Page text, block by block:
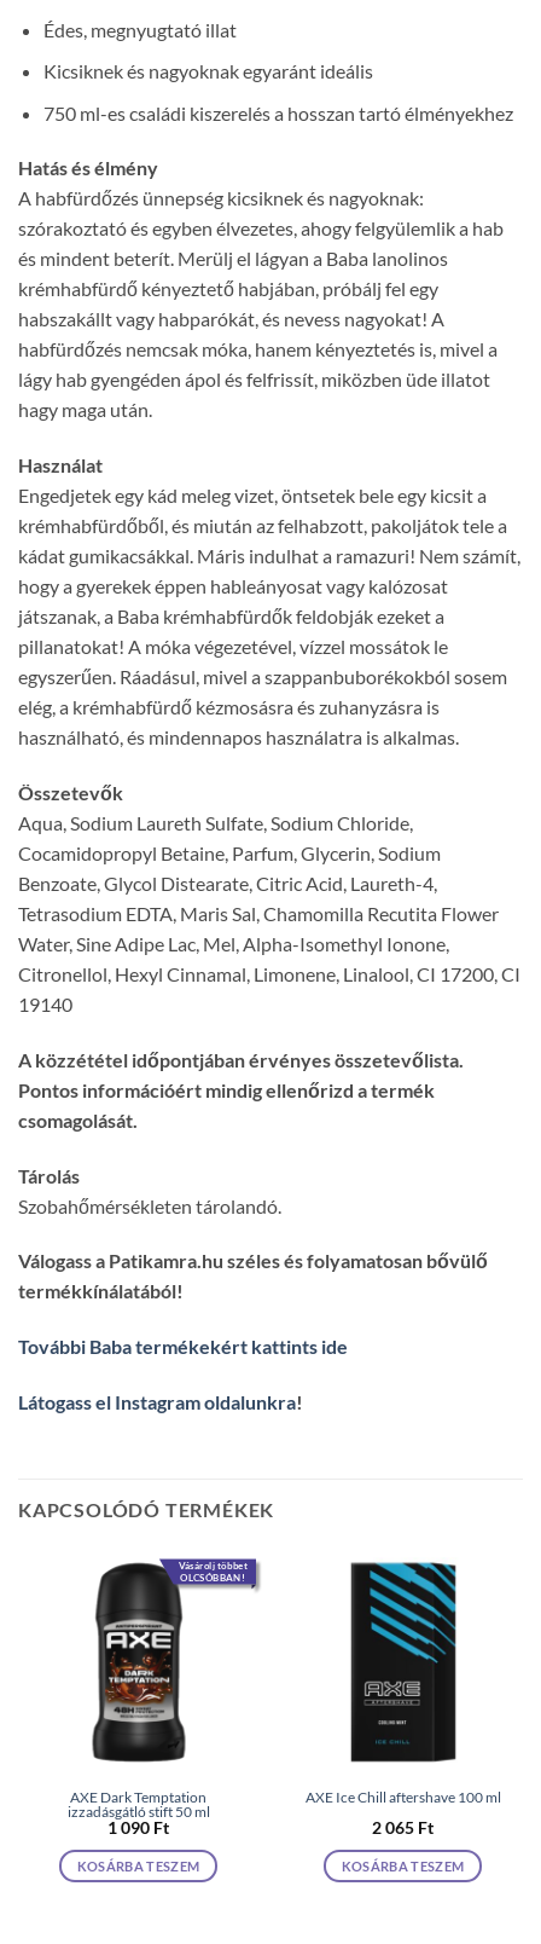
Édes, megnyugtató illat
Kicsiknek és nagyoknak egyaránt ideális
750 ml-es családi kiszerelés a hosszan tartó élményekhez
Hatás és élmény
A habfürdőzés ünnepség kicsiknek és nagyoknak:
szórakoztató és egyben élvezetes, ahogy felgyülemlik a hab
és mindent beterít. Merülj el lágyan a Baba lanolinos
krémhabfürdő kényeztető habjában, próbálj fel egy
habszakállt vagy habparókát, és nevess nagyokat! A
habfürdőzés nemcsak móka, hanem kényeztetés is, mivel a
lágy hab gyengéden ápol és felfrissít, miközben üde illatot
hagy maga után.
Használat
Engedjetek egy kád meleg vizet, öntsetek bele egy kicsit a
krémhabfürdőből, és miután az felhabzott, pakoljátok tele a
kádat gumikacsákkal. Máris indulhat a ramazuri! Nem számít,
hogy a gyerekek éppen hableányosat vagy kalózosat
játszanak, a Baba krémhabfürdők feldobják ezeket a
pillanatokat! A móka végezetével, vízzel mossátok le
egyszerűen. Ráadásul, mivel a szappanbuborékokból sosem
elég, a krémhabfürdő kézmosásra és zuhanyzásra is
használható, és mindennapos használatra is alkalmas.
Összetevők
Aqua, Sodium Laureth Sulfate, Sodium Chloride,
Cocamidopropyl Betaine, Parfum, Glycerin, Sodium
Benzoate, Glycol Distearate, Citric Acid, Laureth-4,
Tetrasodium EDTA, Maris Sal, Chamomilla Recutita Flower
Water, Sine Adipe Lac, Mel, Alpha-Isomethyl Ionone,
Citronellol, Hexyl Cinnamal, Limonene, Linalool, CI 17200, CI
19140
A közzététel időpontjában érvényes összetevőlista.
Pontos információért mindig ellenőrizd a termék
csomagolását.
Tárolás
Szobahőmérsékleten tárolandó.
Válogass a Patikamra.hu széles és folyamatosan bővülő
termékkínálatából!
További Baba termékekért kattints ide
Látogass el Instagram oldalunkra!
KAPCSOLÓDÓ TERMÉKEK
Vásárolj többet
OLCSÓBBAN!
AXE Dark Temptation
izzadásgátló stift 50 ml
1 090 Ft
KOSÁRBA TESZEM
AXE Ice Chill aftershave 100 ml
2 065 Ft
KOSÁRBA TESZEM